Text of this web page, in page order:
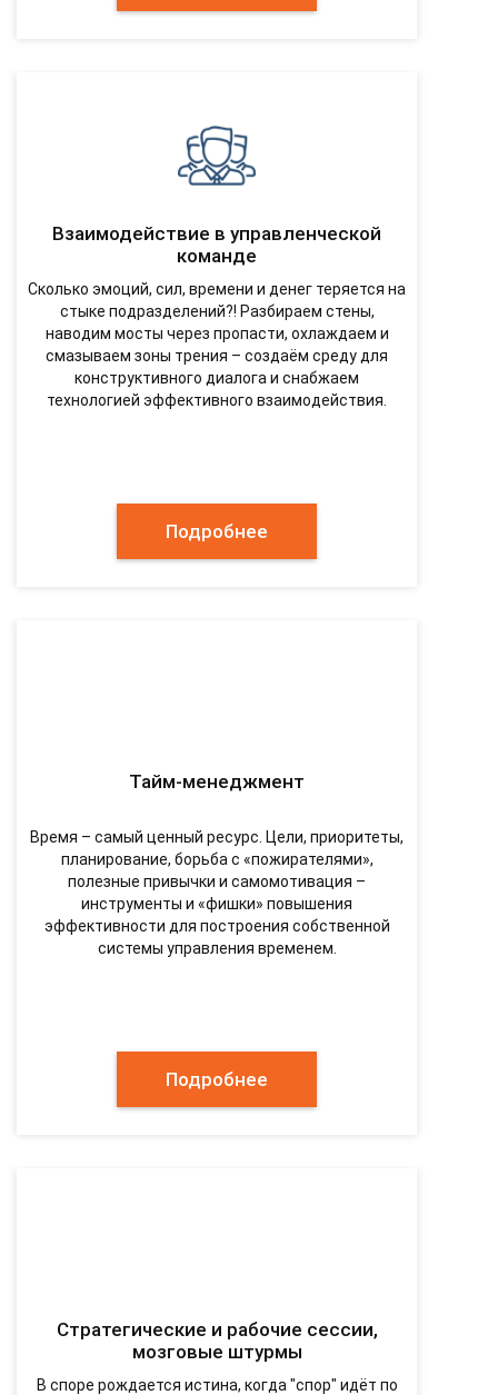
Взаимодействие в управленческой
команде
Сколько эмоций, сил, времени и денег теряется на
стыке подразделений?! Разбираем стены,
наводим мосты через пропасти, охлаждаем и
смазываем зоны трения – создаём среду для
конструктивного диалога и снабжаем
технологией эффективного взаимодействия.
Подробнее
Тайм-менеджмент
Время – самый ценный ресурс. Цели, приоритеты,
планирование, борьба с «пожирателями»,
полезные привычки и самомотивация –
инструменты и «фишки» повышения
эффективности для построения собственной
системы управления временем.
Подробнее
Стратегические и рабочие сессии,
мозговые штурмы
В споре рождается истина, когда "спор" идёт по